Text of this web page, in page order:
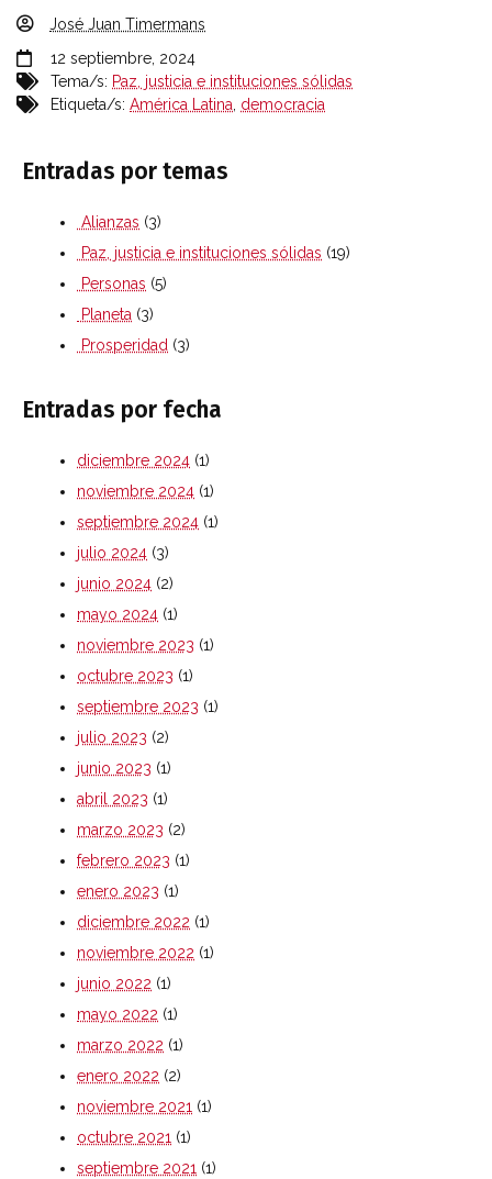
José Juan Timermans
12 septiembre, 2024
Tema/s: Paz, justicia e instituciones sólidas
Etiqueta/s: América Latina democracia
Entradas por temas
Alianzas (3)
Paz, justicia e instituciones sólidas (19)
Personas (5)
Planeta (3)
Prosperidad (3)
Entradas por fecha
diciembre 2024 (1)
noviembre 2024 (1)
septiembre 2024 (1)
julio 2024 (3)
junio 2024 (2)
mayo 2024 (1)
noviembre 2023 (1)
octubre 2023 (1)
septiembre 2023 (1)
julio 2023 (2)
junio 2023 (1)
abril 2023 (1)
marzo 2023 (2)
febrero 2023 (1)
enero 2023 (1)
diciembre 2022 (1)
noviembre 2022 (1)
junio 2022 (1)
mayo 2022 (1)
marzo 2022 (1)
enero 2022 (2)
noviembre 2021 (1)
octubre 2021 (1)
septiembre 2021 (1)